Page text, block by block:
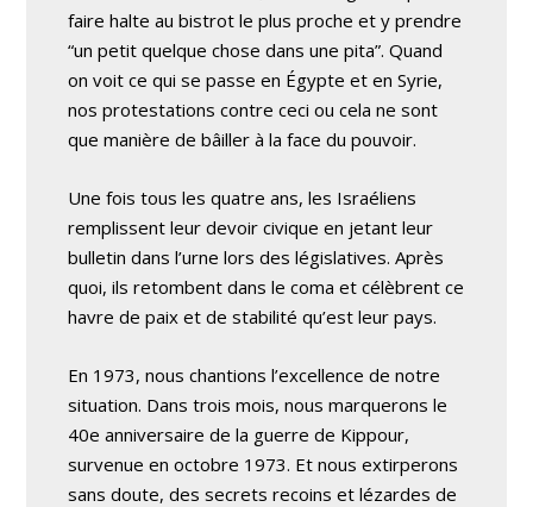
faire halte au bistrot le plus proche et y prendre
“un petit quelque chose dans une pita”. Quand
on voit ce qui se passe en Égypte et en Syrie,
nos protestations contre ceci ou cela ne sont
que manière de bâiller à la face du pouvoir.
Une fois tous les quatre ans, les Israéliens
remplissent leur devoir civique en jetant leur
bulletin dans l’urne lors des législatives. Après
quoi, ils retombent dans le coma et célèbrent ce
havre de paix et de stabilité qu’est leur pays.
En 1973, nous chantions l’excellence de notre
situation. Dans trois mois, nous marquerons le
40e anniversaire de la guerre de Kippour,
survenue en octobre 1973. Et nous extirperons
sans doute, des secrets recoins et lézardes de